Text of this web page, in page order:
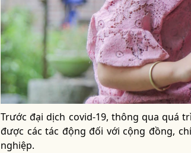
Trước đại dịch covid-19, thông qua quá
được các tác động đối với cộng đồng,
nghiệp.